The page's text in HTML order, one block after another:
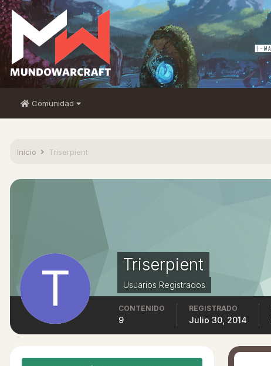
Comunidad
Inicio Triserpient
Triserpient
Usuarios Registrados
CONTENIDO
9
REGISTRADO
Julio 30, 2014